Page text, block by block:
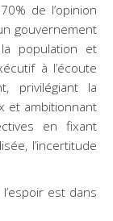
de l’opinion
gouvernement
population et
à l’écoute
privilégiant la
et ambitionnant
en fixant
l’incertitude
est dans